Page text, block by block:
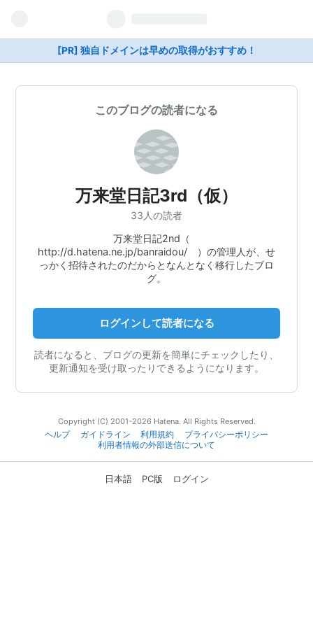
[PR] 独自ドメインは早めの取得がおすすめ！
このブログの読者になる
万来堂日記3rd（仮）
33人の読者
万来堂日記2nd（
http://d.hatena.ne.jp/banraidou/ ）の管理人が、せ
っかく招待されたのだからとなんとなく移行したブロ
グ。
ログインして読者になる
読者になると、ブログの更新を簡単にチェックしたり、
更新通知を受け取ったりできるようになります。
Copyright (C) 2001-2026 Hatena. All Rights Reserved.
ヘルプ
ガイドライン 利用規約
プライバシーポリシー
利用者情報の外部送信について
日本語 PC版 ログイン